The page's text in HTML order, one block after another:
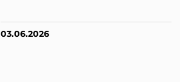
03.06.2026